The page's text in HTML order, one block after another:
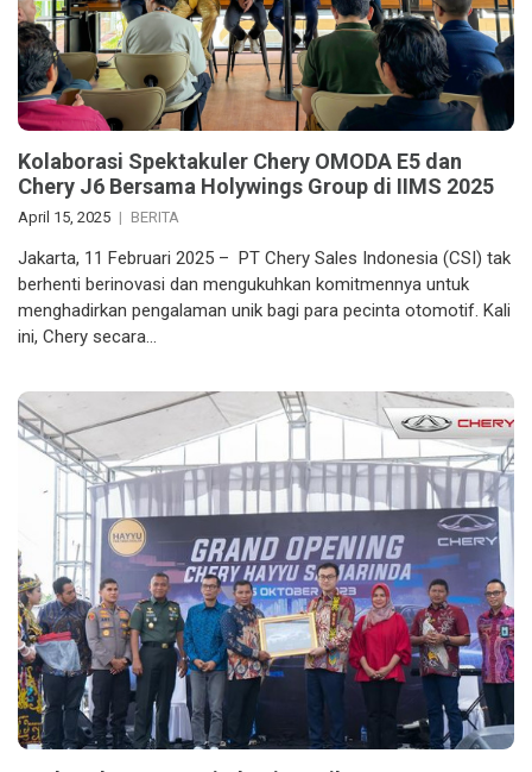
Kolaborasi Spektakuler Chery OMODA E5 dan
Chery J6 Bersama Holywings Group di IIMS 2025
April 15, 2025 BERITA
Jakarta, 11 Februari 2025 – PT Chery Sales Indonesia (CSI) tak
berhenti berinovasi dan mengukuhkan komitmennya untuk
menghadirkan pengalaman unik bagi para pecinta otomotif. Kali
ini, Chery secara…